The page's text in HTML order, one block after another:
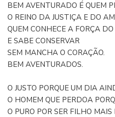
BEM AVENTURADO É QUEM
O REINO DA JUSTIÇA E DO
QUEM CONHECE A FORÇA
E SABE CONSERVAR
SEM MANCHA O CORAÇÃO.
BEM AVENTURADOS.
O JUSTO PORQUE UM DIA
O HOMEM QUE PERDOA
O PURO POR SER FILHO